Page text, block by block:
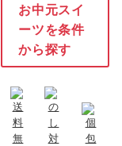
お中元スイ
ーツを条件
から探す